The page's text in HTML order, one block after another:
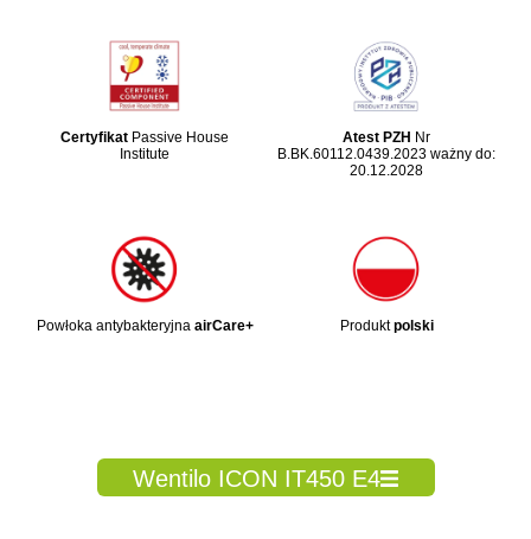
Certyfikat Passive House
Institute
Atest PZH Nr
B.BK.60112.0439.2023 ważny do:
20.12.2028
Powłoka antybakteryjna airCare+ Produktpolski
Wentilo ICON IT450 E4